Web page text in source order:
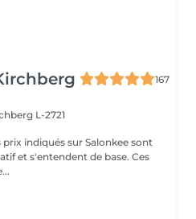
167
L-2721
indiqués sur Salonkee sont
et s'entendent de base. Ces